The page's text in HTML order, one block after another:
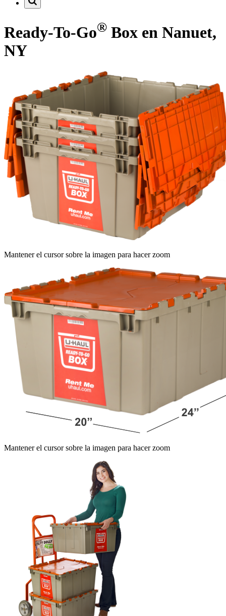
Ready-To-Go® Box en Nanuet,
NY
Mantener el cursor sobre la imagen para hacer zoom
Mantener el cursor sobre la imagen para hacer zoom